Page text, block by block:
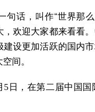
话，叫作“世界那么
欢迎大家都来看看
设更加活跃的国内
间。
日，在第二届中国国